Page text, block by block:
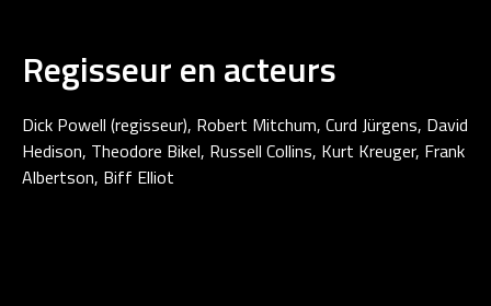
Regisseur en acteurs
Dick Powell (regisseur), Robert Mitchum, Curd Jürgens, David
Hedison, Theodore Bikel, Russell Collins, Kurt Kreuger, Frank
Albertson, Biff Elliot